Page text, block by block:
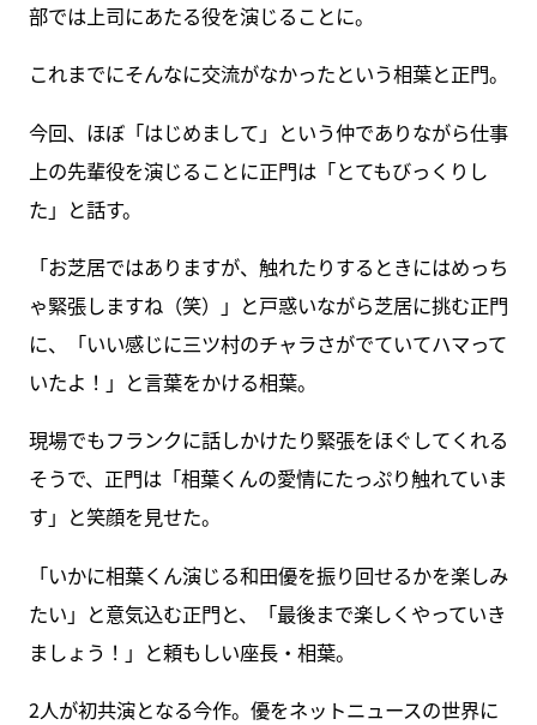
部では上司にあたる役を演じることに。
これまでにそんなに交流がなかったという相葉と正門。
今回、ほぼ「はじめまして」という仲でありながら仕事
上の先輩役を演じることに正門は「とてもびっくりし
た」と話す。
「お芝居ではありますが、触れたりするときにはめっち
ゃ緊張しますね（笑）」と戸惑いながら芝居に挑む正門
に、「いい感じに三ツ村のチャラさがでていてハマって
いたよ！」と言葉をかける相葉。
現場でもフランクに話しかけたり緊張をほぐしてくれる
そうで、正門は「相葉くんの愛情にたっぷり触れていま
す」と笑顔を見せた。
「いかに相葉くん演じる和田優を振り回せるかを楽しみ
たい」と意気込む正門と、「最後まで楽しくやっていき
ましょう！」と頼もしい座長・相葉。
2人が初共演となる今作。優をネットニュースの世界に